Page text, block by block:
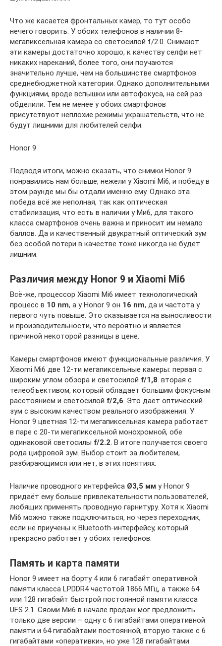
Что же касается фронтальных камер, то тут особо
нечего говорить. У обоих телефонов в наличии 8-
мегапиксельная камера со светосилой f/2.0. Снимают
эти камеры достаточно хорошо, к качеству селфи нет
никаких нареканий, более того, они поучаются
значительно лучше, чем на большинстве смартфонов
среднебюджетной категории. Однако дополнительными
функциями, вроде вспышки или автофокуса, на сей раз
обделили. Тем не менее у обоих смартфонов
присутствуют неплохие режимы украшательств, что не
будут лишними для любителей селфи.
Honor 9
Подводя итоги, можно сказать, что снимки Honor 9
понравились нам больше, нежели у Xiaomi Mi6, и победу в
этом раунде мы бы отдали именно ему. Однако эта
победа всё же неполная, так как оптическая
стабилизация, что есть в наличии у Ми6, для такого
класса смартфонов очень важна и приносит им немало
баллов. Да и качественный двукратный оптический зум
без особой потери в качестве тоже никогда не будет
лишним.
Различия между Honor 9 и Xiaomi Mi6
Всё-же, процессор Xiaomi Mi6 имеет технологический
процесс в 10 nm, а у Honor 9 он 16 nm, да и частота у
первого чуть повыше. Это сказывается на выносливости
и производительности, что вероятно и является
причиной некоторой разницы в цене.
Камеры смартфонов имеют функциональные различия. У
Xiaomi Mi6 две 12-ти мегапиксельные камеры: первая с
широким углом обзора и светосилой f/1,8 . вторая с
телеобъективом, который обладает большим фокусным
расстоянием и светосилой f/2,6 . Это даёт оптический
зум с высоким качеством реального изображения. У
Honor 9 цветная 12-ти мегапиксельная камера работает
в паре с 20-ти мегапиксельной монохромной, обе
одинаковой светосилы f/2.2 . В итоге получается своего
рода цифровой зум. Выбор стоит за любителем,
разбирающимся или нет, в этих понятиях.
Наличие проводного интерфейса Ø3,5 мм у Honor 9
придаёт ему больше привлекательности пользователей,
любящих применять проводную гарнитуру. Хотя к Xiaomi
Mi6 можно также подключиться, но через переходник,
если не приучены к Bluetooth-интерфейсу, который
прекрасно работает у обоих телефонов.
Память и карта памяти
Honor 9 имеет на борту 4 или 6 гигабайт оперативной
памяти класса LPDDR4 частотой 1866 МГц, а также 64
или 128 гигабайт быстрой постоянной памяти класса
UFS 2.1. Сяоми Ми6 в начале продаж мог предложить
только две версии – одну с 6 гигабайтами оперативной
памяти и 64 гигабайтами постоянной, вторую также с 6
гигабайтами «оперативки», но уже 128 гигабайтами